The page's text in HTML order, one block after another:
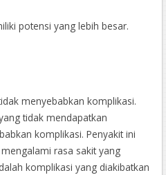
potensi yang lebih besar.
menyebabkan komplikasi.
tidak mendapatkan
komplikasi. Penyakit ini
rasa sakit yang
komplikasi yang diakibatkan